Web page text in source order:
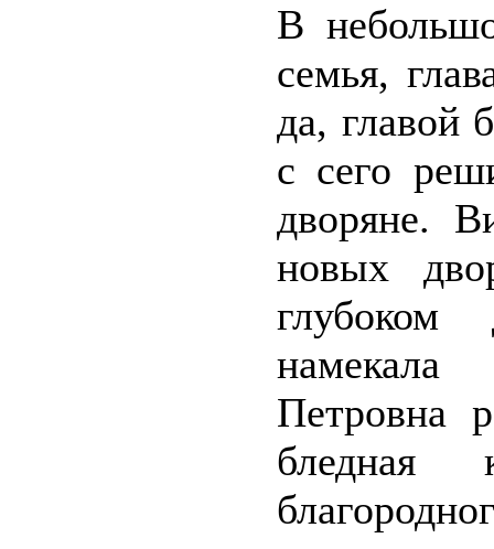
В
семья,
да, главой
с сего
дворяне.
новых
Петровна